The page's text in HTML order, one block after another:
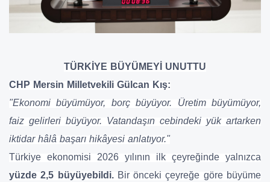
TÜRKİYE BÜYÜMEYİ UNUTTU
CHP Mersin Milletvekili Gülcan Kış:
"Ekonomi büyümüyor, borç büyüyor. Üretim büyümüyor,
faiz gelirleri büyüyor. Vatandaşın cebindeki yük artarken
iktidar hâlâ başarı hikâyesi anlatıyor."
Türkiye ekonomisi 2026 yılının ilk çeyreğinde yalnızca
yüzde 2,5 büyüyebildi.Bir önceki çeyreğe göre büyüme